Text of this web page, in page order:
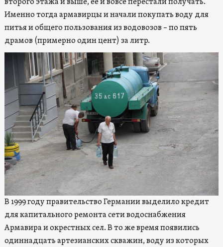
второго этажа и выше, ее и вовсе перестали получать.
Именно тогда армавирцы и начали покупать воду для
питья и общего пользования из водовозов – по пять
драмов (примерно один цент) за литр.
В 1999 году правительство Германии выделило кредит
для капитального ремонта сети водоснабжения
Армавира и окрестных сел. В то же время появились
одиннадцать артезианских скважин, воду из которых